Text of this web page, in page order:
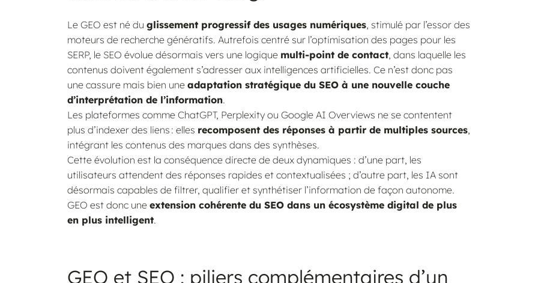
Le GEO est né du glissement progressif des usages numériques , stimulé par l’essor des
moteurs de recherche génératifs. Autrefois centré sur l’optimisation des pages pour les
SERP, le SEO évolue désormais vers une logique multi-point de contact , dans laquelle les
contenus doivent également s’adresser aux intelligences artificielles. Ce n’est donc pas
une cassure mais bien une adaptation stratégique du SEO à une nouvelle couche
d’interprétation de l’information.
Les plateformes comme ChatGPT, Perplexity ou Google AI Overviews ne se contentent
plus d’indexer des liens : elles recomposent des réponses à partir de multiples sources
intégrant les contenus des marques dans des synthèses.
Cette évolution est la conséquence directe de deux dynamiques : d’une part, les
utilisateurs attendent des réponses rapides et contextualisées ; d’autre part, les IA sont
désormais capables de filtrer, qualifier et synthétiser l’information de façon autonome.
GEO est donc une extension cohérente du SEO dans un écosystème digital de plus
en plus intelligent.
GEO et SEO : piliers complémentaires d’un